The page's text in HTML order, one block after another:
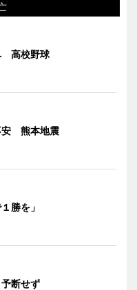
高校野球
安 熊本地震
勝を」
断せず